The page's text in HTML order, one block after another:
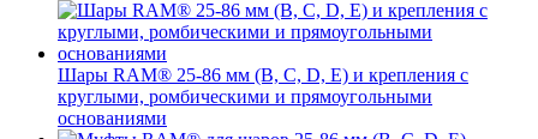
Шары RAM® 25-86 мм (B, C, D, E) и крепления с
круглыми, ромбическими и прямоугольными
основаниями